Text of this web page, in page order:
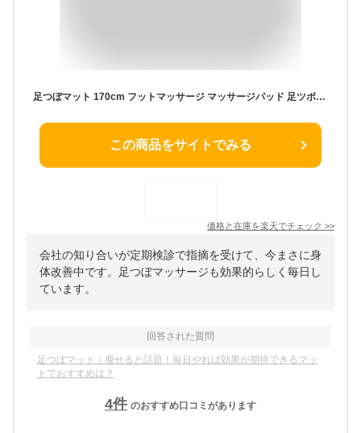
足つぼマット 170cm フットマッサージ マッサージパッド 足ツボマット 足裏 ツボ押し 175[おす すめ][健康][送料無料(一部地域を除く)]
この商品をサイトでみる
価格と在庫を楽天でチェック >>
会社の知り合いが定期検診で指摘を受けて、今まさに身
体改善中です。足つぼマッサージも効果的らしく毎日し
ています。
回答された質問
足つぼマット｜瘦せると話題！毎日やれば効果が期待できるマッ
トでおすすめは？
4件 のおすすめ口コミがあります